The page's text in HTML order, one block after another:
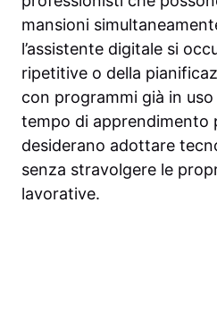
mansioni
l’assistente digitale si
ripetitive o della
con programmi già in
tempo di apprendimento
desiderano adottare
senza stravolgere le
lavorative.